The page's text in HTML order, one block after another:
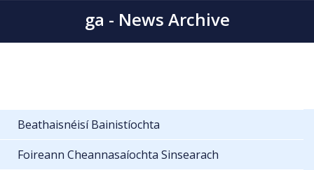
ga - News Archive
Beathaisnéisí Bainistíochta
Foireann Cheannasaíochta Sinsearach